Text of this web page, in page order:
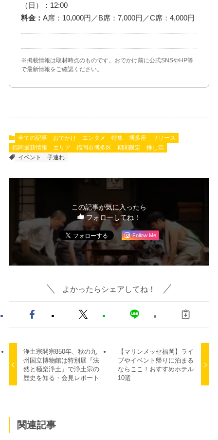
（日）：12:00
料金： A席：10,000円／B席：7,000円／C席：4,000円
※掲載情報は取材時点のものです。おでかけ前に公式SNSやHP等
で最新情報をご確認ください。
全ての記事 おでかけ エンタメ 特集 博多座
リリース
福岡最新情報
エリア 福岡市博多区 期間限定
推し活
イベント
子連れ
この記事が気に入ったら
フォローしてね！
Follow Me
よかったらシェアしてね！
浄土宗開宗850年、秋の九
州国立博物館は特別展『法
然と極楽浄土』で浄土宗の
歴史を知る・会見レポート
【マリンメッセ福岡】ライ
ブやイベント帰りに泊まる
ならここ！おすすめホテル
10選
関連記事